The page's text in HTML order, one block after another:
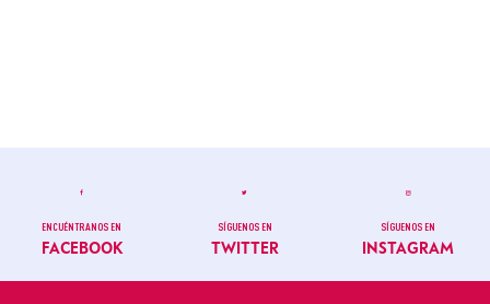
ENCUÉNTRANOS EN
FACEBOOK
SÍGUENOS EN
TWITTER
SÍGUENOS EN
INSTAGRAM